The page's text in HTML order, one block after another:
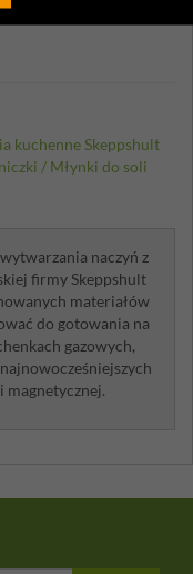
kuchenne Skeppshult
/ Młynki do soli
naczyń z
firmy Skeppshult
materiałów
do gotowania na
gazowych,
magnetycznej.